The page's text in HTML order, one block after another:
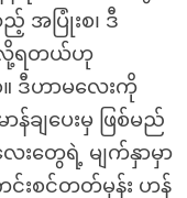
ပြုံးစ၊ ဒီ
လို့ရတယ်ဟု
ဒီဟာမလေးကို
န်ချပေးမှ ဖြစ်မည်
တွေရဲ့ မျက်နှာမှာ
င်းစင်တတ်မှန်း ဟန်